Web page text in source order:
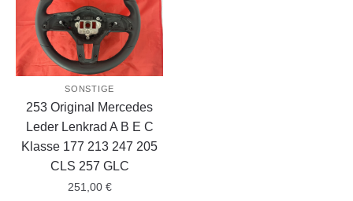
SONSTIGE
253 Original Mercedes
Leder Lenkrad A B E C
Klasse 177 213 247 205
CLS 257 GLC
251,00 €